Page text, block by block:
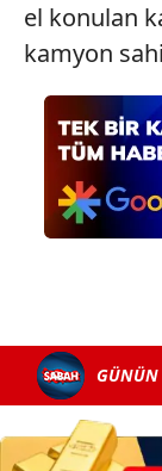
el konulan
kamyon
GÜNÜN